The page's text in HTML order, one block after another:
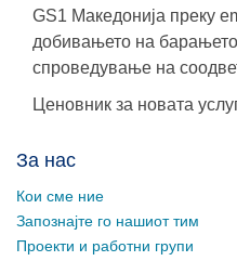
GS1 Македонија преку
добивањето на
спроведување на
Ценовник за новата
За нас
Кои сме ние
Запознајте го нашиот тим
Проекти и работни групи